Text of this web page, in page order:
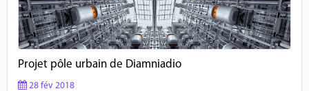
Projet pôle urbain de Diamniadio
28 fév 2018